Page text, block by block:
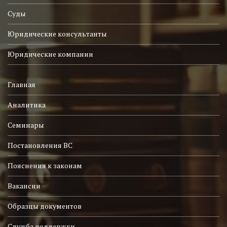
Суды
Юридические консультанты
Юридические компании
Главная
Аналитика
Семинары
Постановления ВС
Пояснения к законам
Вакансии
Образцы документов